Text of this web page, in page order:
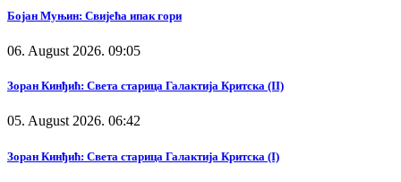
Бојан Муњин: Свијећа ипак гори
06. August 2026. 09:05
Зоран Кинђић: Света старица Галактија Критска (II)
05. August 2026. 06:42
Зоран Кинђић: Света старица Галактија Критска (I)